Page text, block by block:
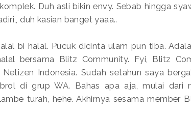
Duh asli bikin envy. Sebab hingga
duh kasian banget yaaa..
bi halal. Pucuk dicinta ulam pun tiba.
bersama Blitz Community. Fyi, Blitz
Indonesia. Sudah setahun saya
di grup WA. Bahas apa aja, mulai dari
turah, hehe. Akhirnya sesama member